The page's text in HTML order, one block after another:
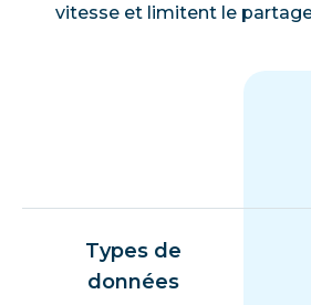
vitesse et limitent le
Types de
données